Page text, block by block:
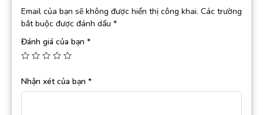
Email của bạn sẽ không được hiển thị công khai. Các trường
bắt buộc được đánh dấu *
Đánh giá của bạn *
Nhận xét của bạn *